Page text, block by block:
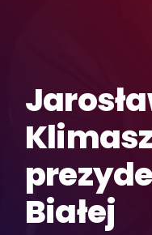
Białej